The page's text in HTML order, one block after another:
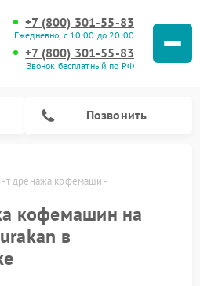
+7 (800) 301-55-83
Ежедневно, с 10:00 до 20:00
+7 (800) 301-55-83
Звонок бесплатный по РФ
Позвонить
дренажа кофемашин
кофемашин на
в